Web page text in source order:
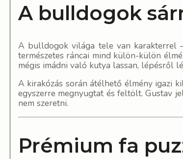
A bulldogok
A bulldogok világa tele van karakterrel
természetes ráncai mind külön-külön
mégis imádni való kutya lassan, lépésről
A kirakózás során átélhető élmény igazi
egyszerre megnyugtat és feltölt. Gustav
nem szeretni.
Prémium fa